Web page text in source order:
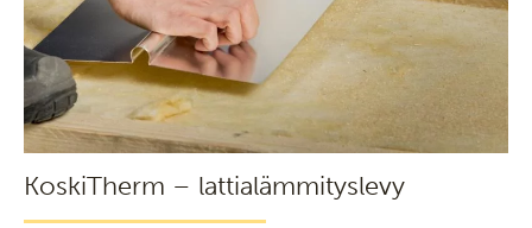
KoskiTherm – lattialämmityslevy